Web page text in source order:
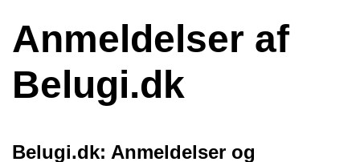
Anmeldelser af
Belugi.dk
Belugi.dk: Anmeldelser og